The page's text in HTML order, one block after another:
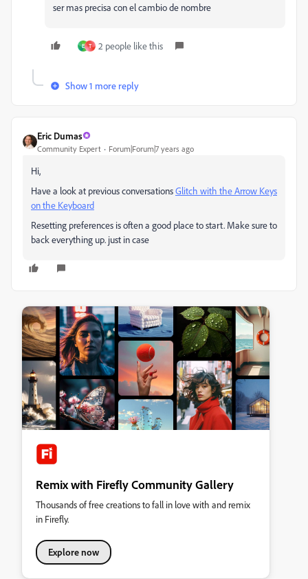
ser mas precisa con el cambio de nombre
E T 2 people like this
Show 1 more reply
Eric Dumas
Community Expert Forum|Forum|7 years ago
Hi,
Have a look at previous conversationsGlitch with the Arrow Keys
on the Keyboard
Resetting preferences is often a good place to start. Make sure to
back everything up. just in case
Remix with Firefly Community Gallery
Thousands of free creations to fall in love with and remix
in Firefly.
Explore now